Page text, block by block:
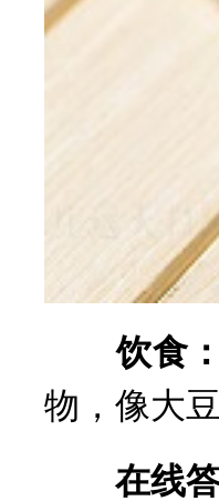
饮食：
物，像大
在线答